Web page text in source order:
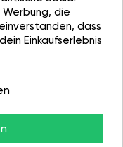
die
dass
Einkaufserlebnis